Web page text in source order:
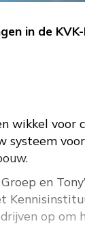
in de
wikkel voor
systeem
en
op om